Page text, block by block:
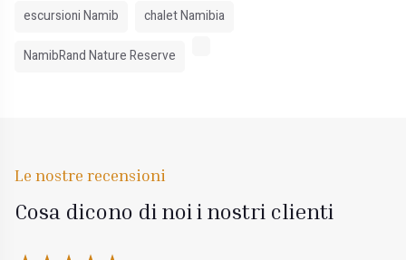
escursioni Namib
chalet Namibia
NamibRand Nature Reserve
Le nostre recensioni
Cosa dicono di noi i nostri clienti